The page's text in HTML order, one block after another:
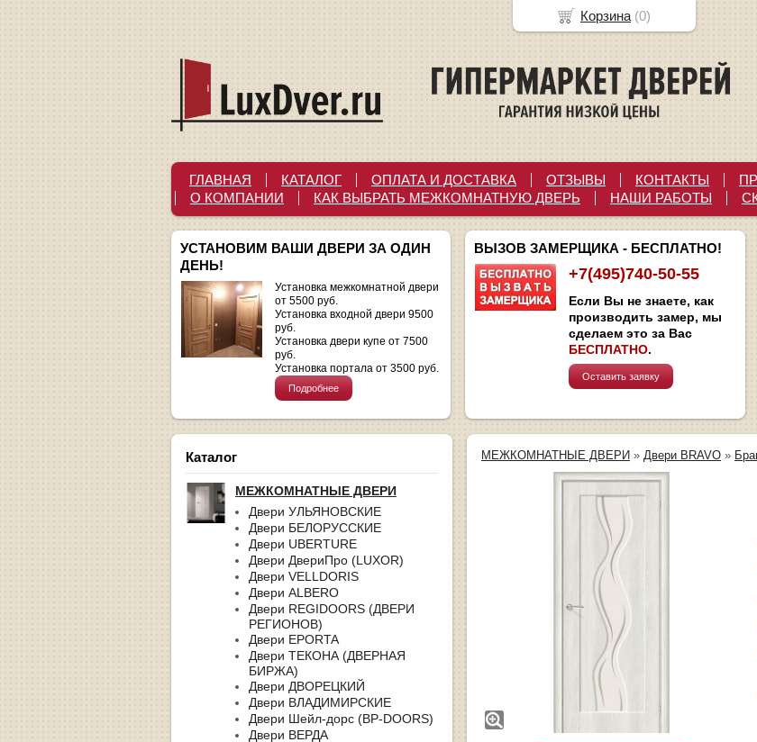
ГЛАВНАЯ КАТАЛОГ ОПЛАТА И ДОСТАВКА ОТЗЫВЫ КОНТАКТЫ
О КОМПАНИИ
КАК ВЫБРАТЬ МЕЖКОМНАТНУЮ ДВЕРЬ НАШИ РАБОТЫ
УСТАНОВИМ ВАШИ ДВЕРИ ЗА ОДИН
ДЕНЬ!
Установка межкомнатной двери
от 5500 руб.
Установка входной двери 9500
руб.
Установка двери купе от 7500
руб.
Установка портала от 3500 руб.
Подробнее
ВЫЗОВ ЗАМЕРЩИКА - БЕСПЛАТНО!
+7(495)740-50-55
Если Вы не знаете, как
производить замер, мы
сделаем это за Вас
БЕСПЛАТНО.
Оставить заявку
Каталог
МЕЖКОМНАТНЫЕ ДВЕРИ
Двери УЛЬЯНОВСКИЕ
Двери БЕЛОРУССКИЕ
Двери UBERTURE
Двери ДвериПро (LUXOR)
Двери VELLDORIS
Двери ALBERO
Двери REGIDOORS (ДВЕРИ
РЕГИОНОВ)
Двери EPORTA
Двери ТЕКОНА (ДВЕРНАЯ
БИРЖА)
Двери ДВОРЕЦКИЙ
Двери ВЛАДИМИРСКИЕ
Двери Шейл-дорс (BP-DOORS)
Двери ВЕРДА
МЕЖКОМНАТНЫЕ ДВЕРИ » Двери BRAVO »
Корзина (0)